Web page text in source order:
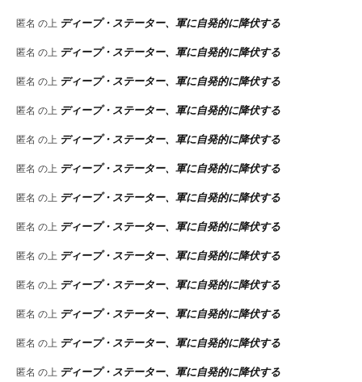
匿名 の上 ディープ・ステーター、軍に自発的に降伏する
匿名 の上 ディープ・ステーター、軍に自発的に降伏する
匿名 の上 ディープ・ステーター、軍に自発的に降伏する
匿名 の上 ディープ・ステーター、軍に自発的に降伏する
匿名 の上 ディープ・ステーター、軍に自発的に降伏する
匿名 の上 ディープ・ステーター、軍に自発的に降伏する
匿名 の上 ディープ・ステーター、軍に自発的に降伏する
匿名 の上 ディープ・ステーター、軍に自発的に降伏する
匿名 の上 ディープ・ステーター、軍に自発的に降伏する
匿名 の上 ディープ・ステーター、軍に自発的に降伏する
匿名 の上 ディープ・ステーター、軍に自発的に降伏する
匿名 の上 ディープ・ステーター、軍に自発的に降伏する
匿名 の上 ディープ・ステーター、軍に自発的に降伏する